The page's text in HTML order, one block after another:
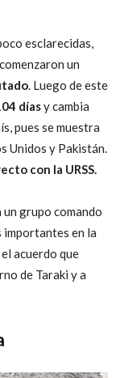
esclarecidas,
un
. Luego de este
díasy cambia
pues se muestra
Unidos y Pakistán.
con la URSS.
un grupo comando
importantes en la
acuerdo que
de Taraki y a